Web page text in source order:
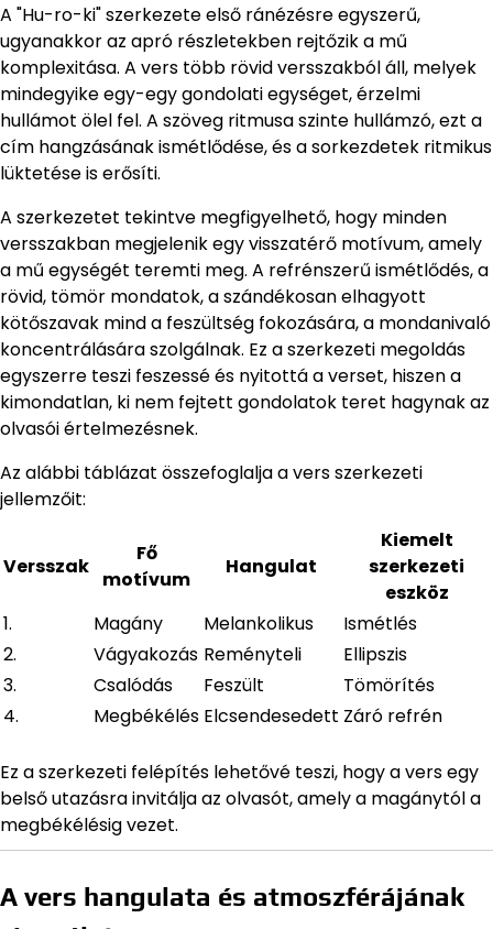
A "Hu-ro-ki" szerkezete első ránézésre egyszerű,
ugyanakkor az apró részletekben rejtőzik a mű
komplexitása. A vers több rövid versszakból áll, melyek
mindegyike egy-egy gondolati egységet, érzelmi
hullámot ölel fel. A szöveg ritmusa szinte hullámzó, ezt a
cím hangzásának ismétlődése, és a sorkezdetek ritmikus
lüktetése is erősíti.
A szerkezetet tekintve megfigyelhető, hogy minden
versszakban megjelenik egy visszatérő motívum, amely
a mű egységét teremti meg. A refrénszerű ismétlődés, a
rövid, tömör mondatok, a szándékosan elhagyott
kötőszavak mind a feszültség fokozására, a mondanivaló
koncentrálására szolgálnak. Ez a szerkezeti megoldás
egyszerre teszi feszessé és nyitottá a verset, hiszen a
kimondatlan, ki nem fejtett gondolatok teret hagynak az
olvasói értelmezésnek.
Az alábbi táblázat összefoglalja a vers szerkezeti
jellemzőit:
Versszak
Fő
motívum
Hangulat
Kiemelt
szerkezeti
eszköz
1.
Magány Melankolikus
Ismétlés
2.
Vágyakozás Reményteli
Ellipszis
3.
Csalódás Feszült
Tömörítés
4.
Megbékélés Elcsendesedett Záró refrén
Ez a szerkezeti felépítés lehetővé teszi, hogy a vers egy
belső utazásra invitálja az olvasót, amely a magánytól a
megbékélésig vezet.
A vers hangulata és atmoszférájának